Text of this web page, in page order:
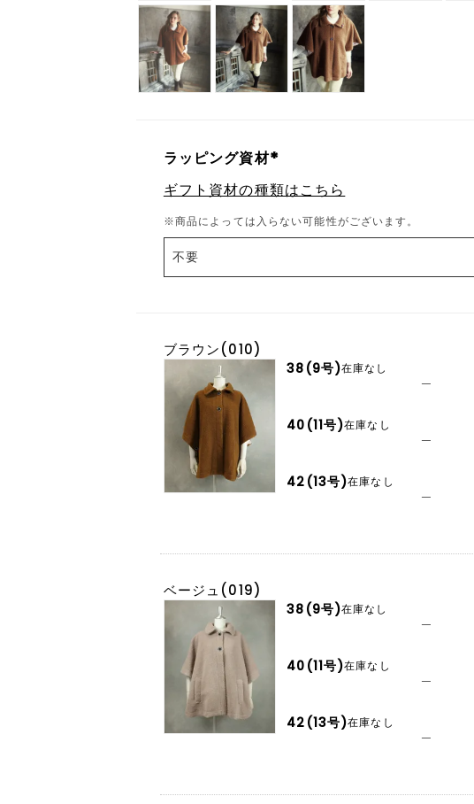
ラッピング資材
(
必
須
)
ギフト資材の種類はこちら
※商品によっては入らない可能性がございます。
ブラウン(010)
38(9号)在庫なし
—
40(11号)在庫なし
—
42(13号)在庫なし
—
ベージュ(019)
38(9号)在庫なし
—
40(11号)在庫なし
—
42(13号)在庫なし
—